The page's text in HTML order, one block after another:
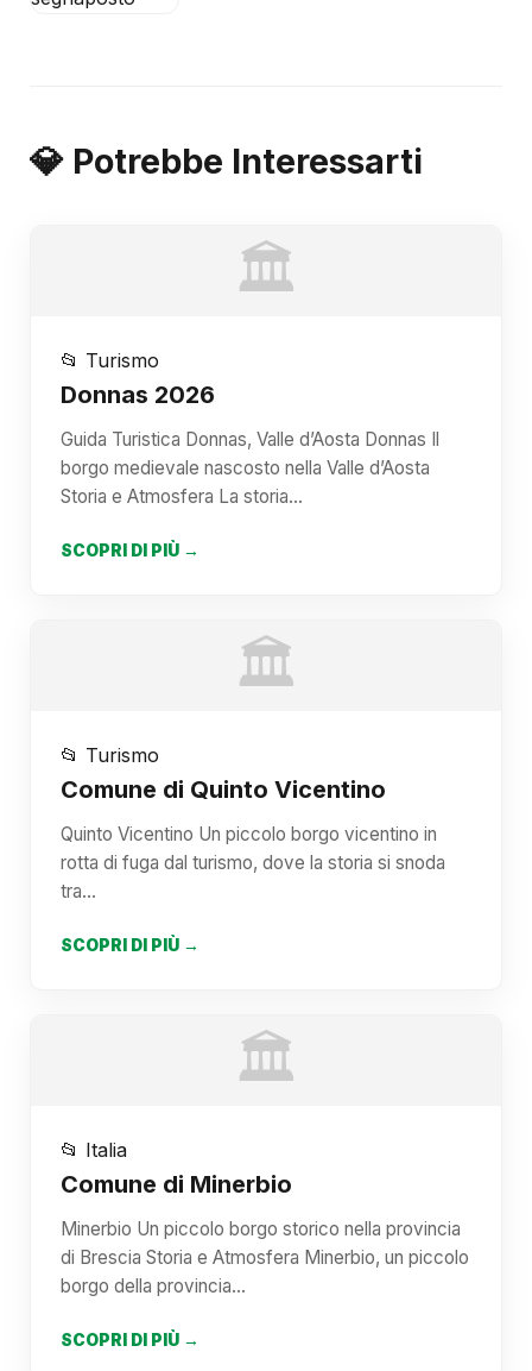
💎 Potrebbe Interessarti
🏛️
📂 Turismo
Donnas 2026
Guida Turistica Donnas, Valle d’Aosta Donnas Il
borgo medievale nascosto nella Valle d’Aosta
Storia e Atmosfera La storia…
SCOPRI DI PIÙ →
🏛️
📂 Turismo
Comune di Quinto Vicentino
Quinto Vicentino Un piccolo borgo vicentino in
rotta di fuga dal turismo, dove la storia si snoda
tra…
SCOPRI DI PIÙ →
🏛️
📂 Italia
Comune di Minerbio
Minerbio Un piccolo borgo storico nella provincia
di Brescia Storia e Atmosfera Minerbio, un piccolo
borgo della provincia…
SCOPRI DI PIÙ →